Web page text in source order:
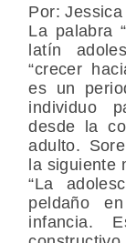
Por:
La palabra
latín
“crecer
es un
individuo
desde la
adulto.
la siguiente
“La
peldaño
infancia.